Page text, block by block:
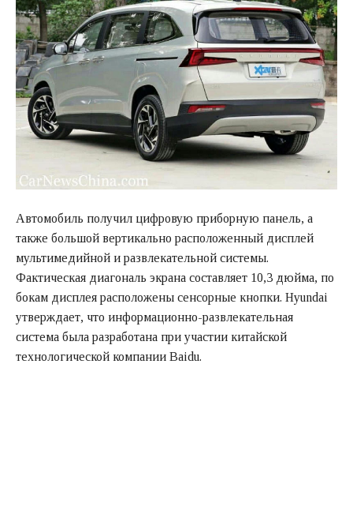
Автомобиль получил цифровую приборную панель, а
также большой вертикально расположенный дисплей
мультимедийной и развлекательной системы.
Фактическая диагональ экрана составляет 10,3 дюйма, по
бокам дисплея расположены сенсорные кнопки. Hyundai
утверждает, что информационно-развлекательная
система была разработана при участии китайской
технологической компании Baidu.